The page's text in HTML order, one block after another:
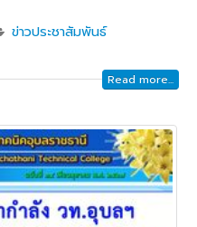
ข่าวประชาสัมพันธ์
Read more...